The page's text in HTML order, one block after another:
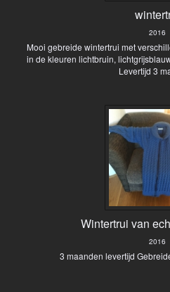
2016
Mooi gebreide wintertrui met
in de kleuren lichtbruin,
Levertijd 3
Wintertrui van
2016
3 maanden levertijd